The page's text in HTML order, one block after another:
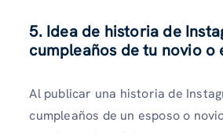
5. Idea de historia de
cumpleaños de tu novio o
Al publicar una historia de
cumpleaños de un esposo o